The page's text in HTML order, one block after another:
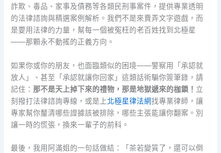
詐欺、毒品、家事及債務等各類民刑事案件，提供專業透明
的法律諮詢與精選案例解析。我們不是來賣弄文字遊戲，而
是要用法律的力量，幫每一個被冤枉的老百姓找到北極星
——那顆永不動搖的正義方向。
如果你或你的朋友，也面臨類似的困境——警察用「承認就
放人」、甚至「承認就讓你回家」這類話術騙你簽筆錄，請
記住：那不是天上掉下來的禮物，那是地獄遞來的枷鎖！ 立
刻撥打法律諮詢專線，或是上北極星律法網找專業律師，讓
專家幫你釐清哪些證據該被排除，哪些主張能讓你翻案。別
讓一時的慌張，換來一輩子的前科。
最後，我用阿滿姐的一句話做結：「茶若變質了，還可以倒